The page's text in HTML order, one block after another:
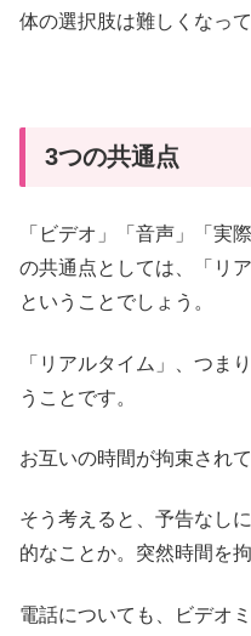
体の選択肢は難しくなって
3つの共通点
「ビデオ」「音声」「実
の共通点としては、「リ
ということでしょう。
「リアルタイム」、つま
うことです。
お互いの時間が拘束され
そう考えると、予告なし
的なことか。突然時間を
電話についても、ビデオ